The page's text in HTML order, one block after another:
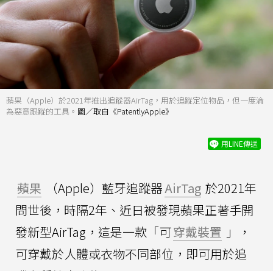
蘋果（Apple）於2021年推出追蹤器AirTag，用於追蹤定位物品，但一度淪
為惡意跟蹤的工具。 圖／取自《PatentlyApple》
用LINE傳送
蘋果 （Apple）藍牙追蹤器AirTag 於2021年
問世後，時隔2年、近日被發現蘋果正著手開
發新型AirTag，這是一款「可穿戴裝置 」，
可穿戴於人體或衣物不同部位，即可用於追